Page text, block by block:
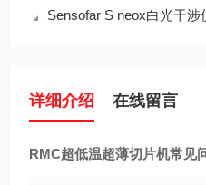
Sensofar S neox白光干
详细介绍 在线留言
RMC超低温超薄切片机常见